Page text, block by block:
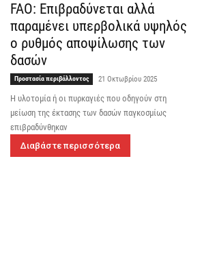
FAO: Επιβραδύνεται αλλά
παραμένει υπερβολικά υψηλός
ο ρυθμός αποψίλωσης των
δασών
Προστασία περιβάλλοντος 21 Οκτωβρίου 2025
Η υλοτομία ή οι πυρκαγιές που οδηγούν στη
μείωση της έκτασης των δασών παγκοσμίως
επιβραδύνθηκαν
Διαβάστε περισσότερα